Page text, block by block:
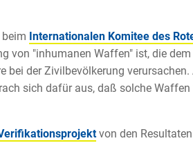
Internationalen Komitee des
von "inhumanen Waffen" ist, die
bei der Zivilbevölkerung
sich dafür aus, daß solche Waffen
von den